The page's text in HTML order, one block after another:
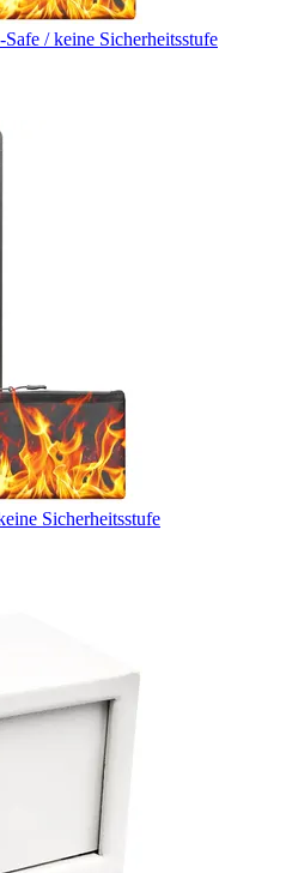
/ keine Sicherheitsstufe
Sicherheitsstufe